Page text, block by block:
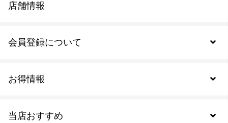
当店おすすめ
お得情報
会員登録について
会員規約について
店舗情報